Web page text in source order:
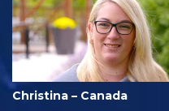
Christina – Canada